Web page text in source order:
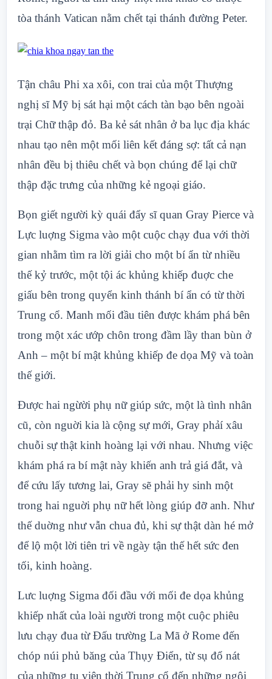
tòa thánh Vatican nằm chết tại thánh đường Peter.
Tận châu Phi xa xôi, con trai của một Thượng
nghị sĩ Mỹ bị sát hại một cách tàn bạo bên ngoài
trại Chữ thập đỏ. Ba kẻ sát nhân ở ba lục địa khác
nhau tạo nên một mối liên kết đáng sợ: tất cả nạn
nhân đều bị thiêu chết và bọn chúng để lại chữ
thập đặc trưng của những kẻ ngoại giáo.
Bọn giết người kỳ quái đẩy sĩ quan Gray Pierce và
Lực luợng Sigma vào một cuộc chạy đua với thời
gian nhằm tìm ra lời giải cho một bí ẩn từ nhiều
thế kỷ trước, một tội ác khủng khiếp đuợc che
giấu bên trong quyển kinh thánh bí ẩn có từ thời
Trung cổ. Manh mối đầu tiên được khám phá bên
trong một xác ướp chôn trong đầm lầy than bùn ở
Anh – một bí mật khủng khiếp đe dọa Mỹ và toàn
thế giới.
Được hai ngừời phụ nữ giúp sức, một là tình nhân
cũ, còn nguời kia là cộng sự mới, Gray phảí xâu
chuỗi sự thật kinh hoàng lại với nhau. Nhưng việc
khám phá ra bí mật này khiến anh trả giá đắt, và
để cứu lấy tương lai, Gray sẽ phải hy sinh một
trong hai nguời phụ nữ hết lòng giúp đỡ anh. Như
thế duờng như vẫn chua đủ, khi sự thật dàn hé mở
để lộ một lời tiên tri về ngày tận thế hết sức đen
tối, kinh hoàng.
Lưc luợng Sigma đối đầu với mối đe dọa khủng
khiếp nhất của loài người trong một cuộc phiêu
lưu chạy đua từ Đấu trường La Mã ở Rome đến
chóp núi phủ băng của Thụy Điển, từ sụ đổ nát
của những tu viện thời Trung cổ đến những ngôi